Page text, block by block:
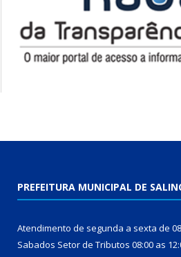
PREFEITURA MUNICIPAL DE
Atendimento de segunda a sexta de
Sabados Setor de Tributos 08:00 as